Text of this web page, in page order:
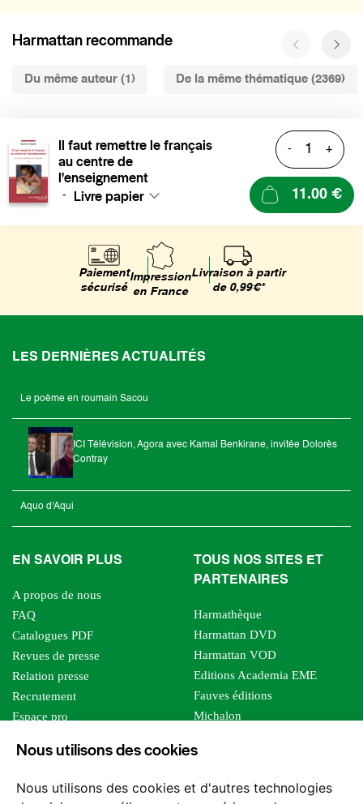
Nous utilisons des cookies
Nous utilisons des cookies et d'autres technologies
Harmattan recommande
Du même auteur (1) De la même thématique (2369)
Il faut remettre le français
au centre de
l'enseignement
- Livre papier
- +
11.00 €
Paiement
sécurisé
Impression
en France
Livraison à partir
de 0,99€*
LES DERNIÈRES ACTUALITÉS
Le poème en roumain Sacou
ICI Télévision, Agora avec Kamal Benkirane, invitée Dolorès
Contray
Aquo d'Aqui
EN SAVOIR PLUS
A propos de nous
FAQ
Catalogues PDF
Revues de presse
Relation presse
Recrutement
Espace pro
Foreign rights
TOUS NOS SITES ET
PARTENAIRES
Harmathèque
Harmattan DVD
Harmattan VOD
Editions Academia EME
Fauves éditions
Michalon
Editions Sutton
Les impliqués